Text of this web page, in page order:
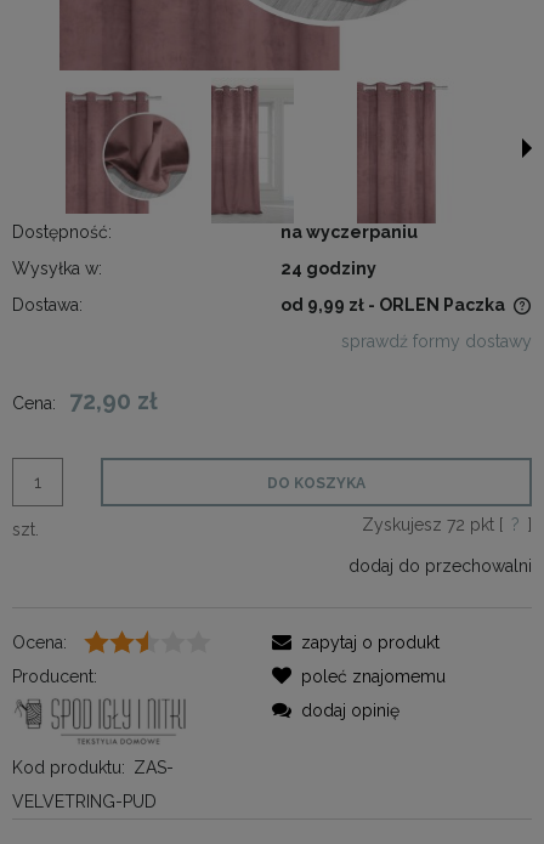
Dostępność:
na wyczerpaniu
Wysyłka w:
24 godziny
Dostawa:
od 9,99 zł - ORLEN Paczka
sprawdź formy dostawy
Cena: 72,90 zł
szt.
DO KOSZYKA
Zyskujesz 72 pkt [ ? ]
dodaj do przechowalni
Ocena:
Producent:
Kod produktu: ZAS-
VELVETRING-PUD
zapytaj o produkt
poleć znajomemu
dodaj opinię